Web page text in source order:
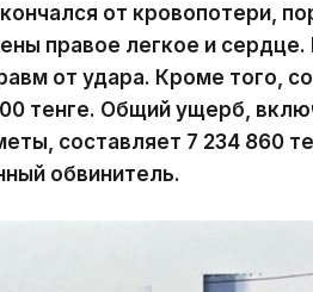
от кровопотери,
правое легкое и сердце.
от удара. Кроме того,
тенге. Общий ущерб,
составляет 7 234 860
обвинитель.